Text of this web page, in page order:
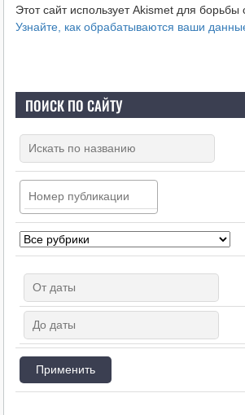
Этот сайт использует Akismet для борьбы
Узнайте, как обрабатываются ваши
ПОИСК ПО САЙТУ